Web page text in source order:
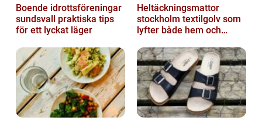
Boende idrottsföreningar
sundsvall praktiska tips
för ett lyckat läger
Heltäckningsmattor
stockholm textilgolv som
lyfter både hem och